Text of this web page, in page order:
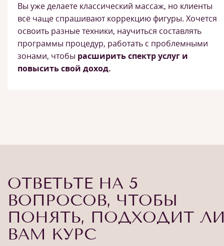
Вы уже делаете классический массаж, но клиенты
всё чаще спрашивают коррекцию фигуры. Хочется
освоить разные техники, научиться составлять
программы процедур, работать с проблемными
зонами, чтобы расширить спектр услуг и
повысить свой доход.
ОТВЕТЬТЕ НА 5
ВОПРОСОВ, ЧТОБЫ
ПОНЯТЬ, ПОДХОДИТ
ВАМ КУРС